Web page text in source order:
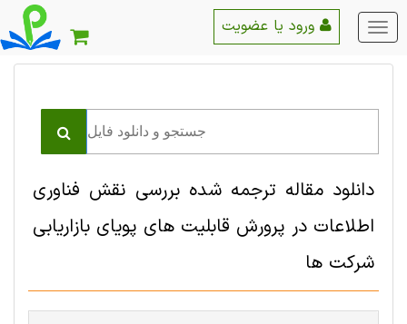
منو
اصلی
دانلود مقاله ترجمه شده بررسی نقش فناوری
اطلاعات در پرورش قابلیت های پویای بازاریابی
شرکت ها